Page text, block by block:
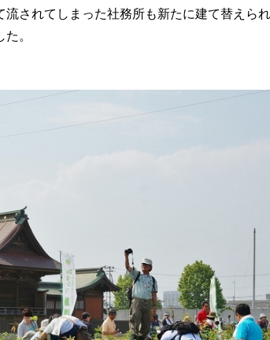
流されてしまった社務所も新たに建て替えら
。